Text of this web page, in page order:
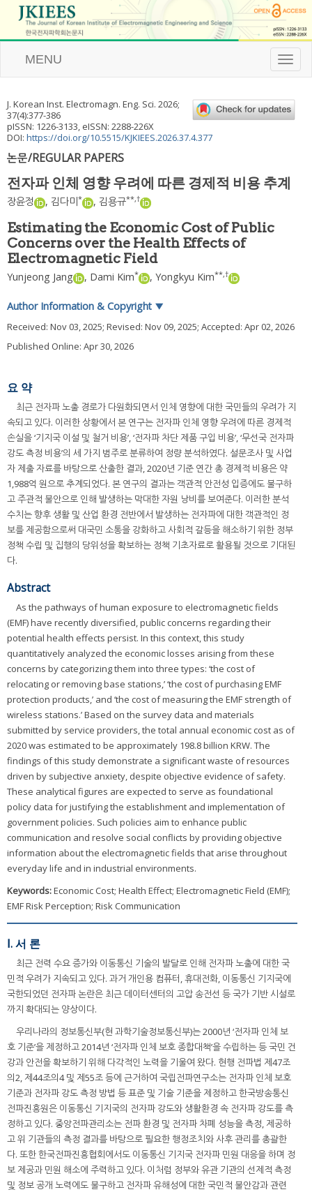
T
o
l
e
g
MENU
J. Korean Inst. Electromagn. Eng. Sci. 2026;
37(4):377-386
pISSN: 1226-3133, eISSN: 2288-226X
DOI: https://doi.org/10.5515/KJKIEES.2026.37.4.377
논문/REGULAR PAPERS
전자파 인체 영향 우려에 따른 경제적 비용 추계
장윤정 , 김다미 * , 김용규**,†
Estimating the Economic Cost of Public
Concerns over the Health Effects of
Electromagnetic Field
Yunjeong Jang , Dami Kim* , Yongkyu Kim**,†
Author Information & Copyright ▼
Received: Nov 03, 2025; Revised: Nov 09, 2025; Accepted: Apr 02, 2026
Published Online: Apr 30, 2026
요 약
최근 전자파 노출 경로가 다원화되면서 인체 영향에 대한 국민들의 우려가 지
속되고 있다. 이러한 상황에서 본 연구는 전자파 인체 영향 우려에 따른 경제적
손실을 ‘기지국 이설 및 철거 비용’, ‘전자파 차단 제품 구입 비용’, ‘무선국 전자파
강도 측정 비용’의 세 가지 범주로 분류하여 정량 분석하였다. 설문조사 및 사업
자 제출 자료를 바탕으로 산출한 결과, 2020년 기준 연간 총 경제적 비용은 약
1,988억 원으로 추계되었다. 본 연구의 결과는 객관적 안전성 입증에도 불구하
고 주관적 불안으로 인해 발생하는 막대한 자원 낭비를 보여준다. 이러한 분석
수치는 향후 생활 및 산업 환경 전반에서 발생하는 전자파에 대한 객관적인 정
보를 제공함으로써 대국민 소통을 강화하고 사회적 갈등을 해소하기 위한 정부
정책 수립 및 집행의 당위성을 확보하는 정책 기초자료로 활용될 것으로 기대된
다.
Abstract
As the pathways of human exposure to electromagnetic fields
(EMF) have recently diversified, public concerns regarding their
potential health effects persist. In this context, this study
quantitatively analyzed the economic losses arising from these
concerns by categorizing them into three types: ‘the cost of
relocating or removing base stations,’ ‘the cost of purchasing EMF
protection products,’ and ‘the cost of measuring the EMF strength of
wireless stations.’ Based on the survey data and materials
submitted by service providers, the total annual economic cost as of
2020 was estimated to be approximately 198.8 billion KRW. The
findings of this study demonstrate a significant waste of resources
driven by subjective anxiety, despite objective evidence of safety.
These analytical figures are expected to serve as foundational
policy data for justifying the establishment and implementation of
government policies. Such policies aim to enhance public
communication and resolve social conflicts by providing objective
information about the electromagnetic fields that arise throughout
everyday life and in industrial environments.
Keywords:Economic Cost; Health Effect; Electromagnetic Field (EMF);
EMF Risk Perception; Risk Communication
Ⅰ. 서 론
최근 전력 수요 증가와 이동통신 기술의 발달로 인해 전자파 노출에 대한 국
민적 우려가 지속되고 있다. 과거 개인용 컴퓨터, 휴대전화, 이동통신 기지국에
국한되었던 전자파 논란은 최근 데이터센터의 고압 송전선 등 국가 기반 시설로
까지 확대되는 양상이다.
우리나라의 정보통신부(현 과학기술정보통신부)는 2000년 ‘전자파 인체 보
호 기준’을 제정하고 2014년 ‘전자파 인체 보호 종합대책’을 수립하는 등 국민 건
강과 안전을 확보하기 위해 다각적인 노력을 기울여 왔다. 현행 전파법 제47조
의2, 제44조의4 및 제55조 등에 근거하여 국립전파연구소는 전자파 인체 보호
기준과 전자파 강도 측정 방법 등 표준 및 기술 기준을 제정하고 한국방송통신
전파진흥원은 이동통신 기지국의 전자파 강도와 생활환경 속 전자파 강도를 측
정하고 있다. 중앙전파관리소는 전파 환경 및 전자파 차폐 성능을 측정, 제공하
고 위 기관들의 측정 결과를 바탕으로 필요한 행정조치와 사후 관리를 총괄한
다. 또한 한국전파진흥협회에서도 이동통신 기지국 전자파 민원 대응을 하며 정
보 제공과 민원 해소에 주력하고 있다. 이처럼 정부와 유관 기관의 선제적 측정
및 정보 공개 노력에도 불구하고 전자파 유해성에 대한 국민적 불안감과 관련